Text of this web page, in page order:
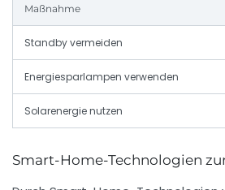
Maßnahme
Standby vermeiden
Energiesparlampen verwenden
Solarenergie nutzen
Smart-Home-Technologien